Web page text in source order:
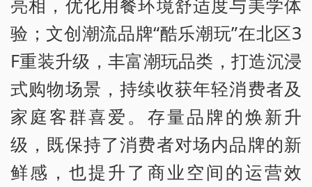
亮相，优化用餐环境舒适度与美学体
验；文创潮流品牌“酷乐潮玩”在北区3
F重装升级，丰富潮玩品类，打造沉浸
式购物场景，持续收获年轻消费者及
家庭客群喜爱。存量品牌的焕新升
级，既保持了消费者对场内品牌的新
鲜感，也提升了商业空间的运营效